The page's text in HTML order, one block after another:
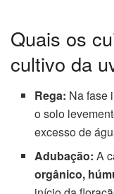
Quais os
cultivo da
Rega: Na fase
o solo
excesso de
Adubação: A
orgânico,